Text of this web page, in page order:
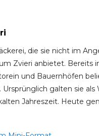
die sie nicht im
Zvieri anbietet. Bereits
und Bauernhöfen
galten sie als
Jahreszeit. Heute